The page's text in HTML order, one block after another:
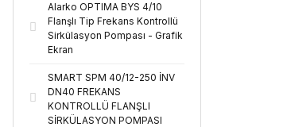
Alarko OPTIMA BYS 4/10
Flanşlı Tip Frekans Kontrollü
Sirkülasyon Pompası - Grafik
Ekran
SMART SPM 40/12-250 İNV
DN40 FREKANS
KONTROLLÜ FLANŞLI
SİRKÜLASYON POMPASI